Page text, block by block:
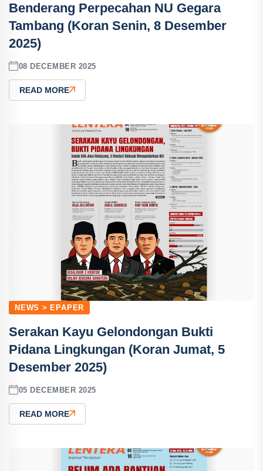
Benderang Perpecahan NU Gegara
Tambang (Koran Senin, 8 Desember
2025)
08 DECEMBER 2025
READ MORE
NEWS > EPAPER
Serakan Kayu Gelondongan Bukti
Pidana Lingkungan (Koran Jumat, 5
Desember 2025)
05 DECEMBER 2025
READ MORE